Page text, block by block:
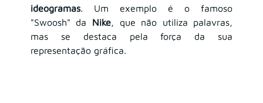
ideogramas. Um exemplo é o famoso
"Swoosh" da Nike, que não utiliza palavras,
mas se destaca pela força da sua
representação gráfica.